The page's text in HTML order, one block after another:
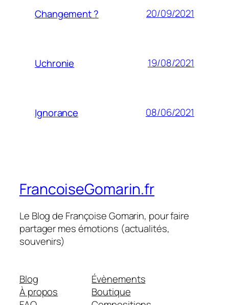
Changement ? 20/09/2021
Uchronie 19/08/2021
Ignorance 08/06/2021
FrancoiseGomarin.fr
Le Blog de Françoise Gomarin, pour faire
partager mes émotions (actualités,
souvenirs)
Blog
À propos
Évènements
Boutique